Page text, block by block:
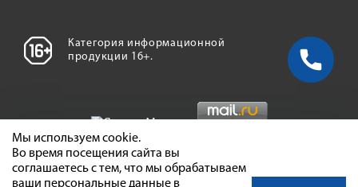
Категория информационной
продукции 16+.
Мы используем cookie.
Во время посещения сайта вы
соглашаетесь с тем, что мы обрабатываем
ваши персональные данные в